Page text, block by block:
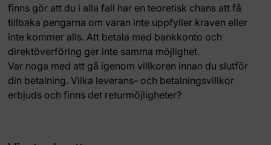
finns gör att du i alla fall har en teoretisk chans att få
tillbaka pengarna om varan inte uppfyller kraven eller
inte kommer alls. Att betala med bankkonto och
direktöverföring ger inte samma möjlighet.
Var noga med att gå igenom villkoren innan du slutför
din betalning. Vilka leverans- och betalningsvillkor
erbjuds och finns det returmöjligheter?